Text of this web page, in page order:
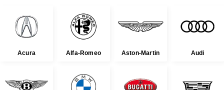
Acura Alfa-Romeo Aston-Martin Audi